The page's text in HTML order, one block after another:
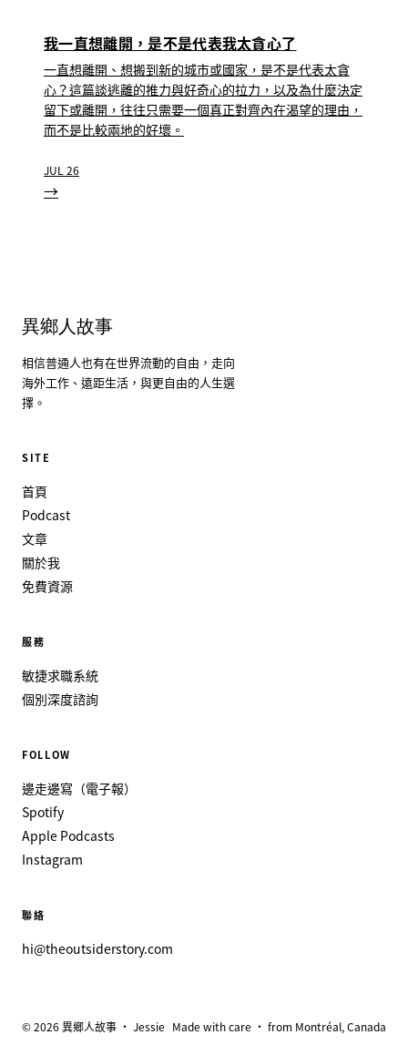
我一直想離開，是不是代表我太貪心了
一直想離開、想搬到新的城市或國家，是不是代表太貪
心？這篇談逃離的推力與好奇心的拉力，以及為什麼決定
留下或離開，往往只需要一個真正對齊內在渴望的理由，
而不是比較兩地的好壞。
JUL 26
→
異鄉人故事
相信普通人也有在世界流動的自由，走向
海外工作、遠距生活，與更自由的人生選
擇。
SITE
首頁
Podcast
文章
關於我
免費資源
服務
敏捷求職系統
個別深度諮詢
FOLLOW
邊走邊寫（電子報）
Spotify
Apple Podcasts
Instagram
聯絡
hi@theoutsiderstory.com
© 2026 異鄉人故事 · Jessie Made with care · from Montréal, Canada